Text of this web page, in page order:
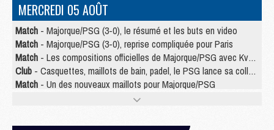
MERCREDI 05 AOÛT
Match - Majorque/PSG (3-0), le résumé et les buts en video
Match - Majorque/PSG (3-0), reprise compliquée pour Paris
Match - Les compositions officielles de Majorque/PSG avec Kvara et de nombreux jeunes
Club - Casquettes, maillots de bain, padel, le PSG lance sa collection été
Match - Un des nouveaux maillots pour Majorque/PSG
- Le PSG prépare une nouvelle offre pour Suzuki
Match- Le groupe pour Majorque/PSG avec 11 absents